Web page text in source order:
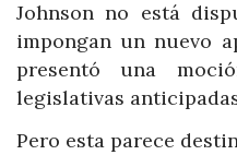
Johnson no está
impongan un nuevo
presentó una
legislativas
Pero esta parece